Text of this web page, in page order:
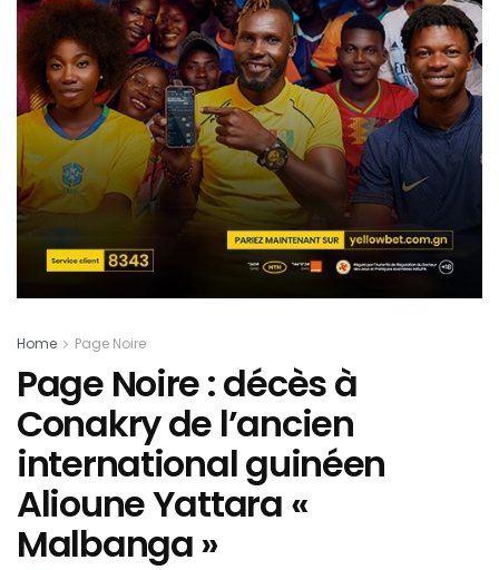
Home Page Noire
Page Noire : décès à
Conakry de l’ancien
international guinéen
Alioune Yattara «
Malbanga »